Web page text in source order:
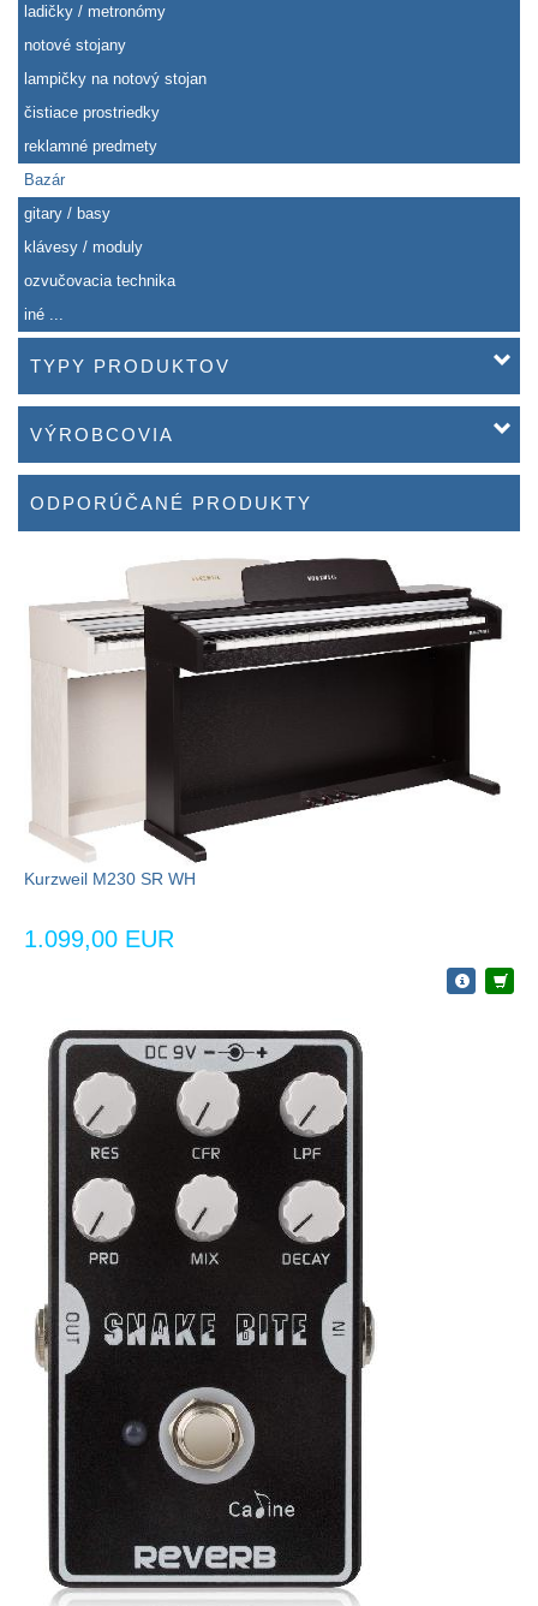
ladičky / metronómy
notové stojany
lampičky na notový stojan
čistiace prostriedky
reklamné predmety
Bazár
gitary / basy
klávesy / moduly
ozvučovacia technika
iné ...
TYPY PRODUKTOV
VÝROBCOVIA
ODPORÚČANÉ PRODUKTY
Kurzweil M230 SR WH
1.099,00 EUR